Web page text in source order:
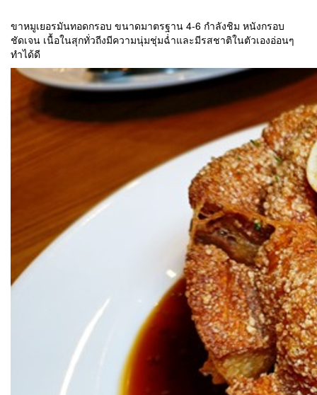
ขาหมูเยอรมันทอดกรอบ ขนาดมาตรฐาน 4-6 กำลังชิม หนังกรอบ
ชัดเจน เนื้อในสุกทั่วถีงมีความนุ่มชุ่มฉ่ำและมีรสชาติในตัวเองอ่อนๆ
ทำได้ดี